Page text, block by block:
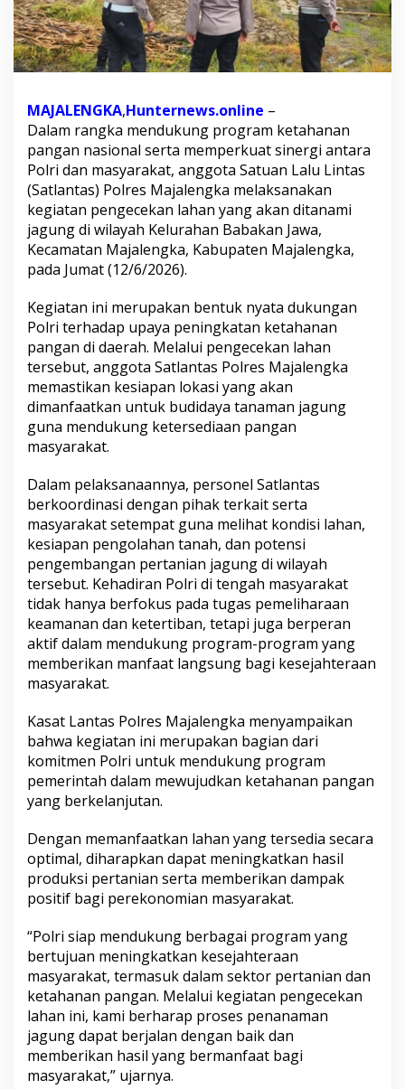
e
s
M
a
j
l
e
n
g
k
a
L
k
s
a
a
a
n
P
e
n
g
e
a
n
L
a
h
a
T
a
n
a
g
u
n
g
s
a
g
a
i
D
k
u
n
g
a
n
K
e
MAJALENGKA,Hunternews.online –
Dalam rangka mendukung program ketahanan
pangan nasional serta memperkuat sinergi antara
Polri dan masyarakat, anggota Satuan Lalu Lintas
(Satlantas) Polres Majalengka melaksanakan
kegiatan pengecekan lahan yang akan ditanami
jagung di wilayah Kelurahan Babakan Jawa,
Kecamatan Majalengka, Kabupaten Majalengka,
pada Jumat (12/6/2026).
Kegiatan ini merupakan bentuk nyata dukungan
Polri terhadap upaya peningkatan ketahanan
pangan di daerah. Melalui pengecekan lahan
tersebut, anggota Satlantas Polres Majalengka
memastikan kesiapan lokasi yang akan
dimanfaatkan untuk budidaya tanaman jagung
guna mendukung ketersediaan pangan
masyarakat.
Dalam pelaksanaannya, personel Satlantas
berkoordinasi dengan pihak terkait serta
masyarakat setempat guna melihat kondisi lahan,
kesiapan pengolahan tanah, dan potensi
pengembangan pertanian jagung di wilayah
tersebut. Kehadiran Polri di tengah masyarakat
tidak hanya berfokus pada tugas pemeliharaan
keamanan dan ketertiban, tetapi juga berperan
aktif dalam mendukung program-program yang
memberikan manfaat langsung bagi kesejahteraan
masyarakat.
Kasat Lantas Polres Majalengka menyampaikan
bahwa kegiatan ini merupakan bagian dari
komitmen Polri untuk mendukung program
pemerintah dalam mewujudkan ketahanan pangan
yang berkelanjutan.
Dengan memanfaatkan lahan yang tersedia secara
optimal, diharapkan dapat meningkatkan hasil
produksi pertanian serta memberikan dampak
positif bagi perekonomian masyarakat.
“Polri siap mendukung berbagai program yang
bertujuan meningkatkan kesejahteraan
masyarakat, termasuk dalam sektor pertanian dan
ketahanan pangan. Melalui kegiatan pengecekan
lahan ini, kami berharap proses penanaman
jagung dapat berjalan dengan baik dan
memberikan hasil yang bermanfaat bagi
masyarakat,” ujarnya.